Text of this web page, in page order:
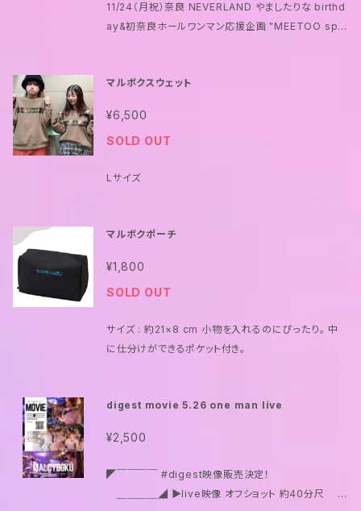
11/24（月祝）奈良 NEVERLAND やましたりな birthd
ay&初奈良ホールワンマン応援企画 "MEETOO spe
マルシーボクの出番は16:00〜になります
マルボクスウェット
¥6,500
SOLD OUT
Lサイズ
マルボクポーチ
¥1,800
SOLD OUT
サイズ : 約21×8 cm 小物を入れるのにぴったり。 中
に仕分けができるポケット付き。
digest movie 5.26 one man live
¥2,500
◤￣￣￣￣ #digest映像販売決定！
＿＿＿＿◢ ▶︎live映像 オフショット 約40分尺 未